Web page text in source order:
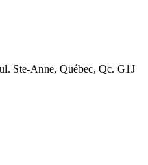
Ste-Anne, Québec, Qc. G1J